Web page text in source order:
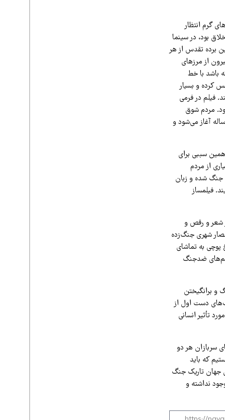
گرم انتظار
بود، در سینما
برده تقدس از هر
از مرزهای
باشد با خط
کرده و بسیار
فیلم در فرمی
مردم شوق
آغاز می‌شود و
سببی برای
از مردم
جنگ شده و زبان
فیلمساز
شعر و رقص و
شهری جنگ‌زده
به تماشای
ضدجنگ
و برانگیختن
دست اول از
تأثیر انسانی
سربازان هر دو
که باید
جهان تاریک جنگ
نداشته و